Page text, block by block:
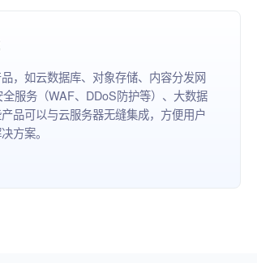
，如云数据库、对象存储、内容分发网
服务（WAF、DDoS防护等）、大数据
品可以与云服务器无缝集成，方便用户
方案。